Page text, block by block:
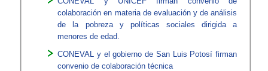
colaboración en materia de evaluación y de análisis
de la pobreza y políticas sociales dirigida a
menores de edad.
CONEVAL y el gobierno de San Luis Potosí firman
convenio de colaboración técnica